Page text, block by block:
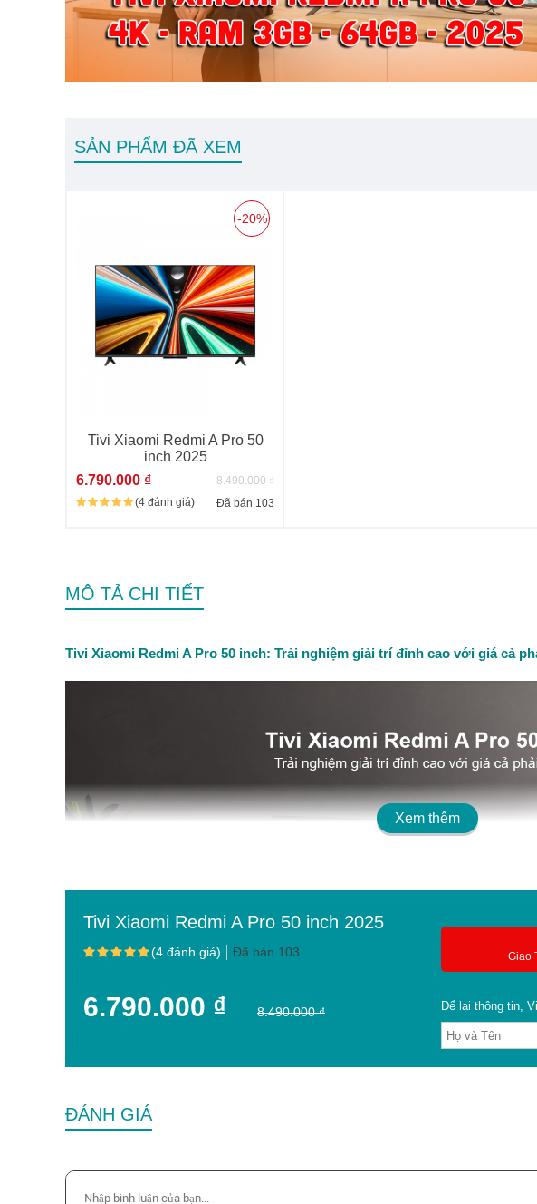
SẢN PHẨM ĐÃ XEM
Tivi Xiaomi Redmi A Pro 50
inch 2025
6.790.000 ₫
8.490.000 ₫
(4 đánh giá)
Đã bán 103
-20%
MÔ TẢ CHI TIẾT
Tivi Xiaomi Redmi A Pro 50 inch: Trải nghiệm giải trí đỉnh cao với giá cả
Xem thêm
Tivi Xiaomi Redmi A Pro 50 inch 2025
(4 đánh giá) Đã bán 103
6.790.000 ₫ 8.490.000 ₫
Giao
Để lại thông tin,
ĐÁNH GIÁ